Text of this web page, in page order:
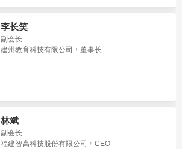
李长笑
副会长
建州教育科技有限公司
董事长
林斌
副会长
福建智高科技股份有限公司
CEO